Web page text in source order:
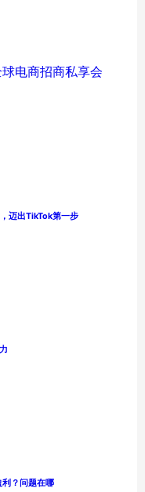
电商招商私享会
迈出TikTok第一步
？问题在哪